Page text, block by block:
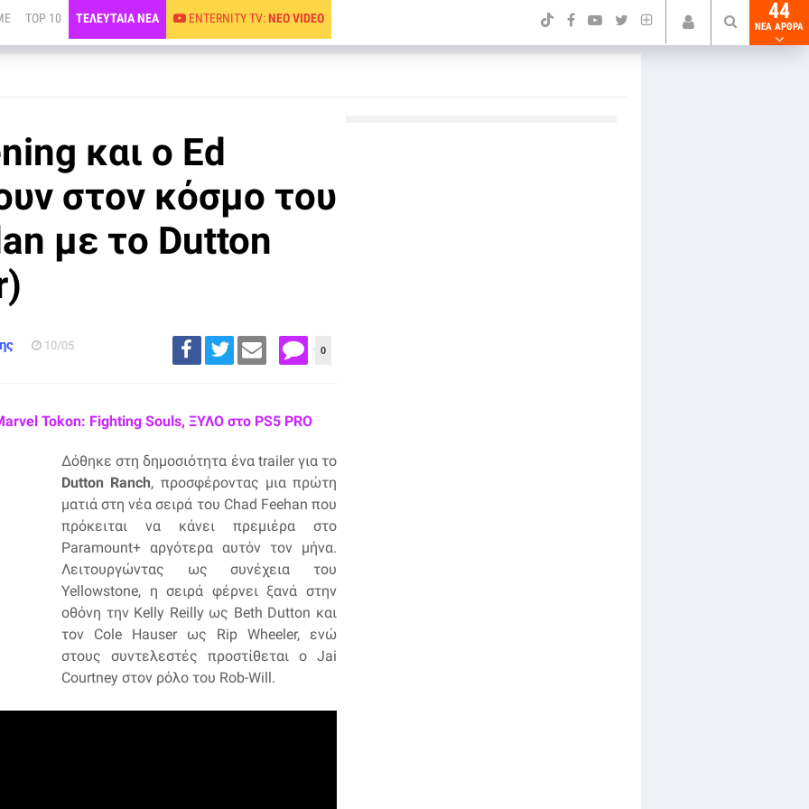
TOP 10 ΤΕΛΕΥΤΑΙΑ ΝΕΑ ENTERNITY TV:ΝΕΟ VIDEO 44
NEA ΑΡΘΡΑ
και ο Ed
στον κόσμο του
με το Dutton
10/05 0
Tokon: Fighting Souls, ΞΥΛΟ στο PS5 PRO
Δόθηκε στη δημοσιότητα ένα trailer για το
Dutton Ranch, προσφέροντας μια πρώτη
ματιά στη νέα σειρά του Chad Feehan που
πρόκειται να κάνει πρεμιέρα στο
Paramount+ αργότερα αυτόν τον μήνα.
Λειτουργώντας ως συνέχεια του
Yellowstone, η σειρά φέρνει ξανά στην
οθόνη την Kelly Reilly ως Beth Dutton και
τον Cole Hauser ως Rip Wheeler, ενώ
στους συντελεστές προστίθεται ο Jai
Courtney στον ρόλο του Rob-Will.